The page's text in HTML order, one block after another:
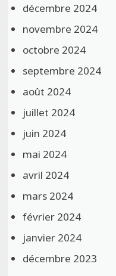
décembre 2024
novembre 2024
octobre 2024
septembre 2024
août 2024
juillet 2024
juin 2024
mai 2024
avril 2024
mars 2024
février 2024
janvier 2024
décembre 2023